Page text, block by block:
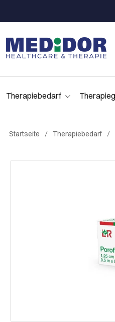
Therapiebedarf
Startseite Therapiebedarf